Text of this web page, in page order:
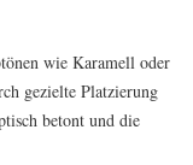
wie Karamell oder
gezielte Platzierung
betont und die